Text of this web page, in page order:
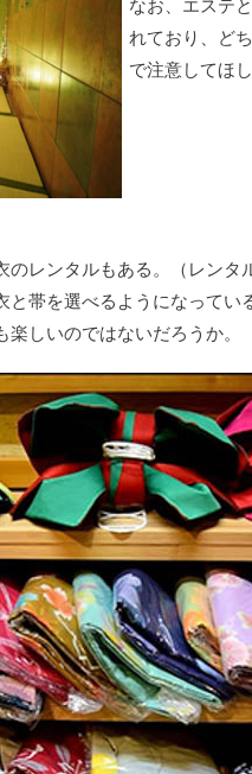
なお、エステ
れており、ど
で注意してほし
レンタルもある。（レンタ
帯を選べるようになってい
しいのではないだろうか。